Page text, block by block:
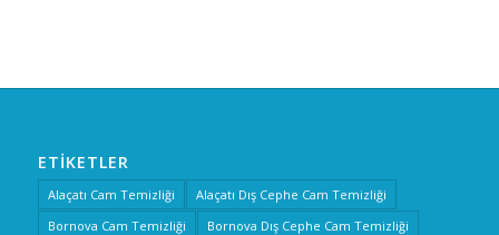
ETIKETLER
Alaçatı Cam Temizliği
Alaçatı Dış Cephe Cam Temizliği
Bornova Cam Temizliği
Bornova Dış Cephe Cam Temizliği